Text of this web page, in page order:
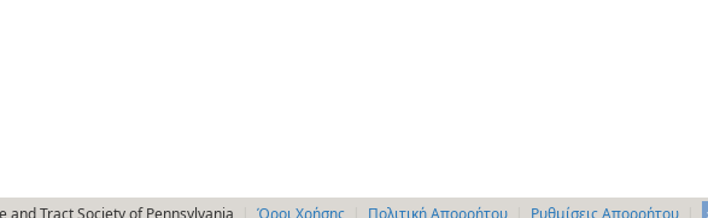
Όροι Χρήσης Πολιτική Απορρήτου Ρυθμίσεις Απορρήτου